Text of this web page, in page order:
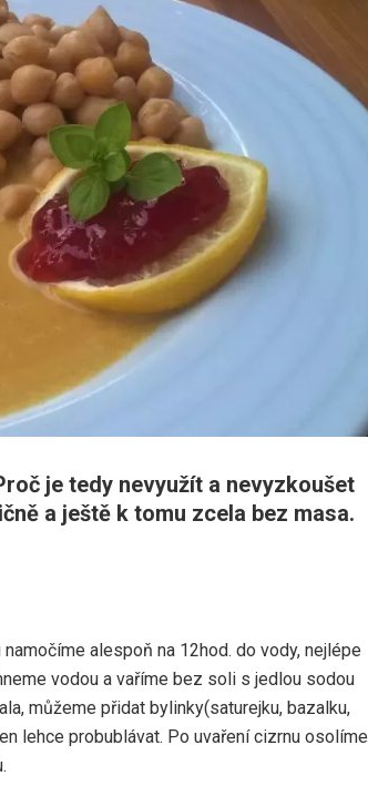
je tedy nevyužít a nevyzkoušet
a ještě k tomu zcela bez masa.
alespoň na 12hod. do vody, nejlépe
vodou a vaříme bez soli s jedlou sodou
můžeme přidat bylinky(saturejku, bazalku,
lehce probublávat. Po uvaření cizrnu osolíme